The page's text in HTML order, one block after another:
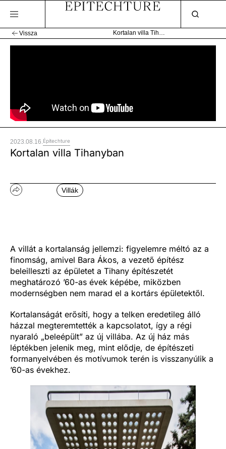
Vissza Kortalan villa Tihanyban
2023.08.16.Építechture
Kortalan villa Tihanyban
Villák
A villát a kortalanság jellemzi: figyelemre méltó az a
finomság, amivel Bara Ákos, a vezető építész
beleilleszti az épületet a Tihany építészetét
meghatározó ’60-as évek képébe, miközben
modernségben nem marad el a kortárs épületektől.
Kortalanságát erősíti, hogy a telken eredetileg álló
házzal megteremtették a kapcsolatot, így a régi
nyaraló „beleépült” az új villába. Az új ház más
léptékben jelenik meg, mint elődje, de építészeti
formanyelvében és motívumok terén is visszanyúlik a
’60-as évekhez.